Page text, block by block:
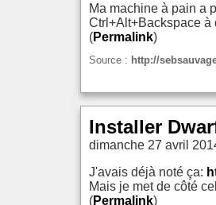
Ma machine à pain a
Ctrl+Alt+Backspace à
(Permalink)
Source : http://
Installer
dimanche 27 avril
J'avais déjà noté ça:
Mais je met de côté
(Permalink)